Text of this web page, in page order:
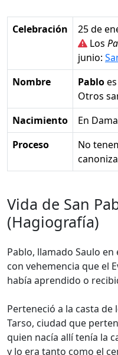
Celebración 25 de
Los
junio:
Nombre
Pablo
Otros
Nacimiento
en
Proceso
No
Vida de San
(Hagiografía)
Pablo, llamado Saulo
con vehemencia que el
había aprendido o
Perteneció a la casta de
Tarso, ciudad que
quien nacía allí tenía la
y lo era tanto como el